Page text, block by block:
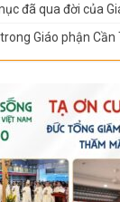
đã qua đời của
Giáo phận Cần